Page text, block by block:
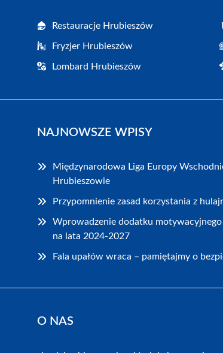
Restauracje Hrubieszów
Fryzjer Hrubieszów
Lombard Hrubieszów
NAJNOWSZE WPISY
Międzynarodowa Liga Europy
Hrubieszowie
Przypomnienie zasad korzystania z
Wprowadzenie dodatku
na lata 2024-2027
Fala upałów wraca – pamiętajmy o
O NAS